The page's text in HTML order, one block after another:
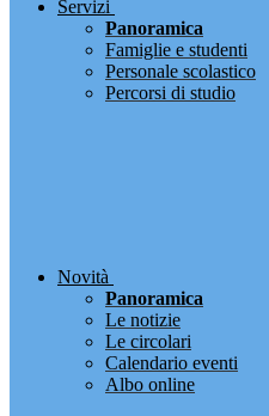
Servizi
Panoramica
Famiglie e studenti
Personale scolastico
Percorsi di studio
Novità
Panoramica
Le notizie
Le circolari
Calendario eventi
Albo online